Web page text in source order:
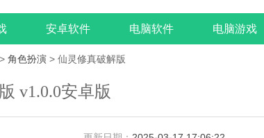
安卓软件 电脑软件 电脑游戏
> 角色扮演 > 仙灵修真破解版
v1.0.0安卓版